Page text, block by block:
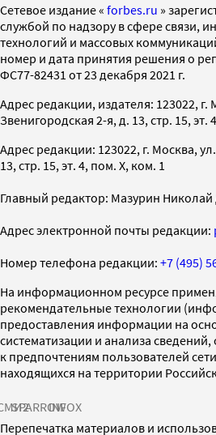
Cетевое издание « forbes.ru »
службой по надзору в сфере связи,
технологий и массовых
номер и дата принятия решения о
ФС77-82431 от 23 декабря 2021 г.
Адрес редакции, издателя: 123022, г.
Звенигородская 2-я, д. 13, стр. 15, эт.
Адрес редакции: 123022, г. Москва,
13, стр. 15, эт. 4, пом. X, ком. 1
Главный редактор: Мазурин
Адрес электронной почты редакции:
Номер телефона редакции: +7 (495)
На информационном ресурсе
рекомендательные технологии
предоставления информации на
систематизации и анализа сведений,
к предпочтениям пользователей
находящихся на территории
SPARROWINFOX
Перепечатка материалов и